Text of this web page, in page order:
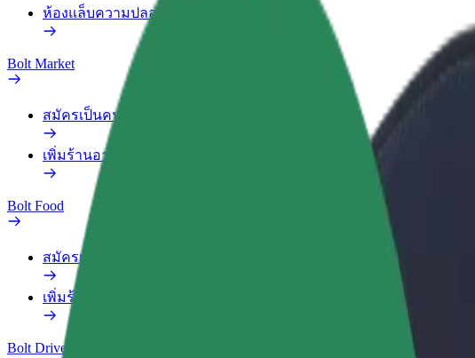
ห้องแล็บความปลอดภัย
Bolt Market
สมัครเป็นคนส่งของ
เพิ่มร้านอาหารหรือร้านค้า
Bolt Food
สมัครเป็นคนส่งของ
เพิ่มร้านอาหารหรือร้านค้า
Bolt Drive